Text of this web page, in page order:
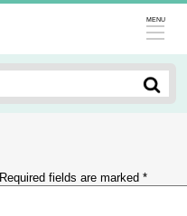
MENU
Required fields are marked *